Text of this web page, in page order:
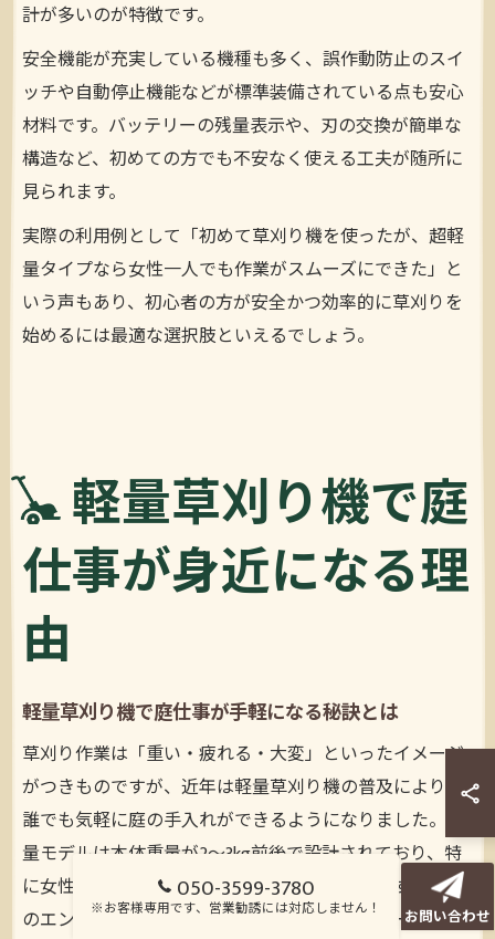
計が多いのが特徴です。
安全機能が充実している機種も多く、誤作動防止のスイ
ッチや自動停止機能などが標準装備されている点も安心
材料です。バッテリーの残量表示や、刃の交換が簡単な
構造など、初めての方でも不安なく使える工夫が随所に
見られます。
実際の利用例として「初めて草刈り機を使ったが、超軽
量タイプなら女性一人でも作業がスムーズにできた」と
いう声もあり、初心者の方が安全かつ効率的に草刈りを
始めるには最適な選択肢といえるでしょう。
軽量草刈り機で庭
仕事が身近になる理
由
軽量草刈り機で庭仕事が手軽になる秘訣とは
草刈り作業は「重い・疲れる・大変」といったイメージ
がつきものですが、近年は軽量草刈り機の普及により、
誰でも気軽に庭の手入れができるようになりました。軽
量モデルは本体重量が2～3kg前後で設計されており、特
に女性や高齢者でも持ち上げやすいのが特徴です。従来
のエンジン式モデルに比べ、バッテリー式やコードレス
050-3599-3780
※お客様専用です、営業勧誘には対応しません！ お問い合わせ